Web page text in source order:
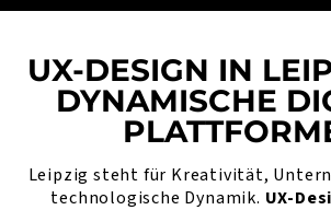
UX-DESIGN IN
DYNAMISCHE
Leipzig steht für Kreativität,
technologische Dynamik. UX-